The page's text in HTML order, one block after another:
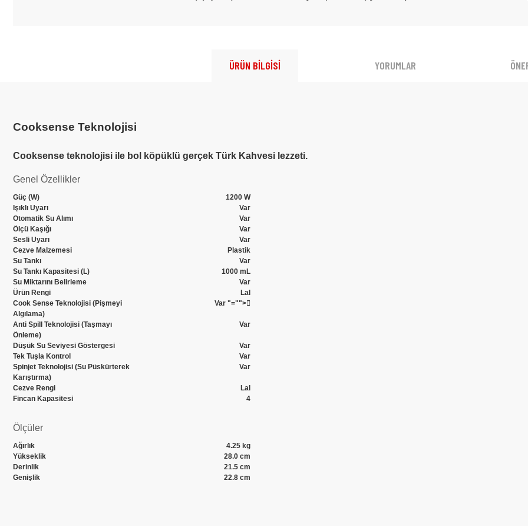
ÜRÜN BİLGİSİ YORUMLAR
Cooksense Teknolojisi
Cooksense teknolojisi ile bol köpüklü gerçek Türk Kahvesi lezzeti.
Genel Özellikler
Güç (W)
1200 W
Işıklı Uyarı
Var
Otomatik Su Alımı
Var
Ölçü Kaşığı
Var
Sesli Uyarı
Var
Cezve Malzemesi
Plastik
Su Tankı
Var
Su Tankı Kapasitesi (L)
1000 mL
Su Miktarını Belirleme
Var
Ürün Rengi
Lal
Cook Sense Teknolojisi (Pişmeyi
Algılama)
Var "="">
Anti Spill Teknolojisi (Taşmayı
Önleme)
Var
Düşük Su Seviyesi Göstergesi
Var
Tek Tuşla Kontrol
Var
Spinjet Teknolojisi (Su Püskürterek
Karıştırma)
Var
Cezve Rengi
Lal
Fincan Kapasitesi
4
Ölçüler
Ağırlık
4.25 kg
Yükseklik
28.0 cm
Derinlik
21.5 cm
Genişlik
22.8 cm